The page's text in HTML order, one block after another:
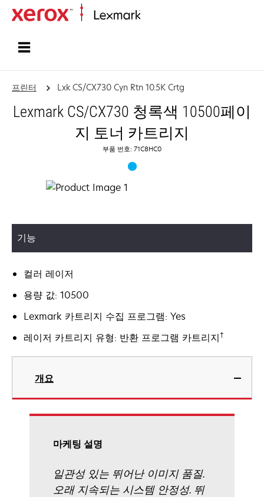
프린터 Lxk CS/CX730 Cyn Rtn 10.5K Crtg
Lexmark CS/CX730 청록색 10500페이
지 토너 카트리지
부품 번호: 71C8HC0
기능
컬러 레이저
용량 값: 10500
Lexmark 카트리지 수집 프로그램: Yes
레이저 카트리지 유형: 반환 프로그램 카트리지†
개요
마케팅 설명
일관성 있는 뛰어난 이미지 품질.
오래 지속되는 시스템 안정성. 뛰